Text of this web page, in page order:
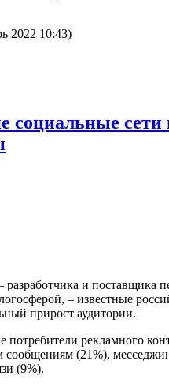
2022 10:43)
социальные
и поставщика
– известные
прирост аудитории.
рекламного
сообщениям (21%),
(9%).